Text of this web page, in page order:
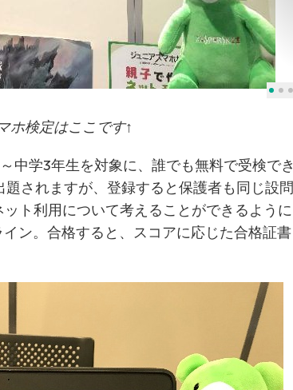
ホ検定はここです↑
中学3年生を対象に、誰でも無料で受検でき
されますが、登録すると保護者も同じ設問
ト利用について考えることができるように
ン。合格すると、スコアに応じた合格証書